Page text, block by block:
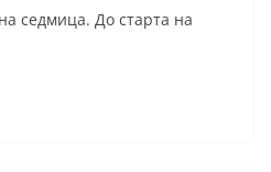
седмица. До старта на